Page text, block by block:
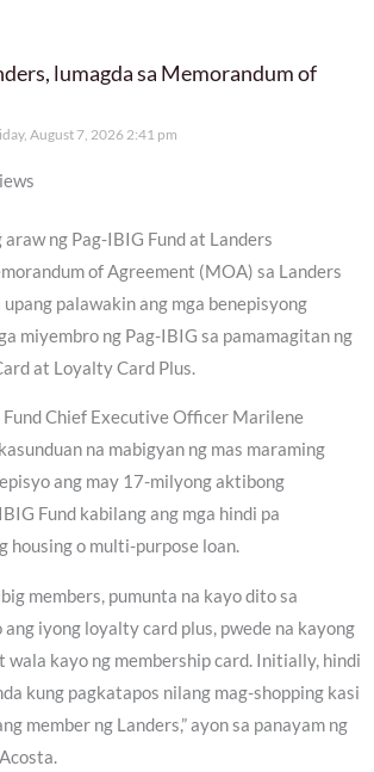
lumagda sa Memorandum of
August 7, 2026 2:41 pm
ng Pag-IBIG Fund at Landers
of Agreement (MOA) sa Landers
palawakin ang mga benepisyong
miyembro ng Pag-IBIG sa pamamagitan ng
at Loyalty Card Plus.
Fund Chief Executive Officer Marilene
na mabigyan ng mas maraming
ang may 17-milyong aktibong
Fund kabilang ang mga hindi pa
housing o multi-purpose loan.
members, pumunta na kayo dito sa
ang iyong loyalty card plus, pwede na kayong
wala kayo ng membership card. Initially, hindi
kung pagkatapos nilang mag-shopping kasi
member ng Landers,” ayon sa panayam ng